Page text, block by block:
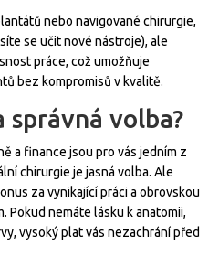
nebo navigované chirurgie,
se učit nové nástroje), ale
práce, což umožňuje
bez kompromisů v kvalitě.
volba?
a finance jsou pro vás jedním z
chirurgie je jasná volba. Ale
za vynikající práci a obrovskou
Pokud nemáte lásku k anatomii,
vysoký plat vás nezachrání před